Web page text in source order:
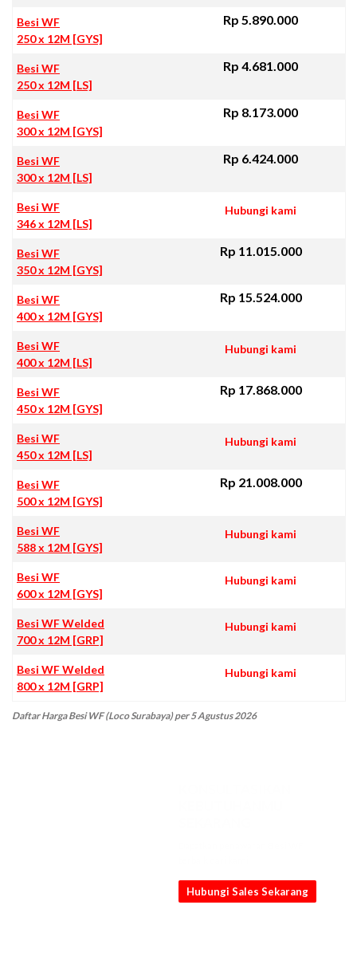
Daftar Harga Besi WF (Loco Surabaya) per 5 Agustus 2026
Besi WF
250 x 12M [GYS]
Rp 5.890.000
Besi WF
250 x 12M [LS]
Rp 4.681.000
Besi WF
300 x 12M [GYS]
Rp 8.173.000
Besi WF
300 x 12M [LS]
Rp 6.424.000
Besi WF
346 x 12M [LS]
Hubungi kami
Besi WF
350 x 12M [GYS]
Rp 11.015.000
Besi WF
400 x 12M [GYS]
Rp 15.524.000
Besi WF
400 x 12M [LS]
Hubungi kami
Besi WF
450 x 12M [GYS]
Rp 17.868.000
Besi WF
450 x 12M [LS]
Hubungi kami
Besi WF
500 x 12M [GYS]
Rp 21.008.000
Besi WF
588 x 12M [GYS]
Hubungi kami
Besi WF
600 x 12M [GYS]
Hubungi kami
Besi WF Welded
700 x 12M [GRP]
Hubungi kami
Besi WF Welded
800 x 12M [GRP]
Hubungi kami
Hubungi Sales Sekarang